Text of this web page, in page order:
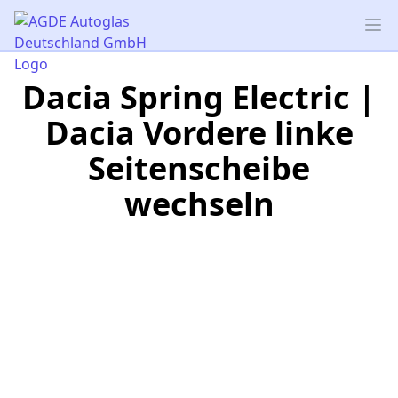
AGDE Autoglas Deutschland GmbH
Dacia Spring Electric |
Dacia Vordere linke
Seitenscheibe
wechseln